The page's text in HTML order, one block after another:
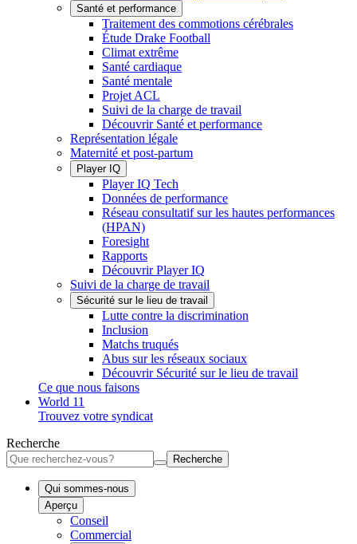
Santé et performance
Traitement des commotions cérébrales
Étude Drake Football
Climat extrême
Santé cardiaque
Santé mentale
Projet ACL
Suivi de la charge de travail
Découvrir Santé et performance
Représentation légale
Maternité et post-partum
Player IQ
Player IQ Tech
Données de performance
Réseau consultatif sur les hautes performances
(HPAN)
Foresight
Rapports
Découvrir Player IQ
Suivi de la charge de travail
Sécurité sur le lieu de travail
Lutte contre la discrimination
Inclusion
Matchs truqués
Abus sur les réseaux sociaux
Découvrir Sécurité sur le lieu de travail
Ce que nous faisons
World 11
Trouvez votre syndicat
Recherche
Recherche
Qui sommes-nous
Aperçu
Conseil
Commercial